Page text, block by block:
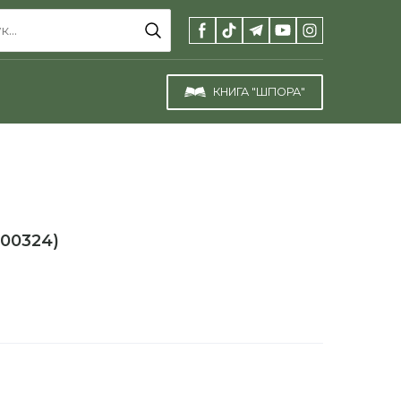
КНИГА "ШПОРА"